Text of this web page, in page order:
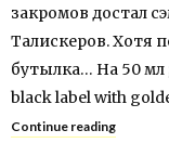
закромов достал
Талискеров. Хотя
бутылка… На 50 мл
black label with
Continue reading